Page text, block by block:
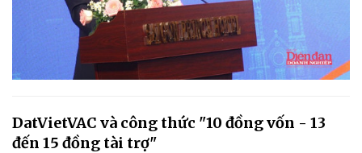
DatVietVAC và công thức "10 đồng vốn - 13
đến 15 đồng tài trợ"